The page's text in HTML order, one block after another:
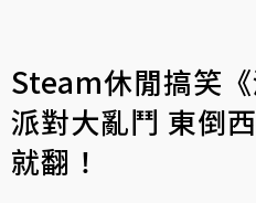
Steam休閒搞笑
派對大亂鬥 東倒
就翻！